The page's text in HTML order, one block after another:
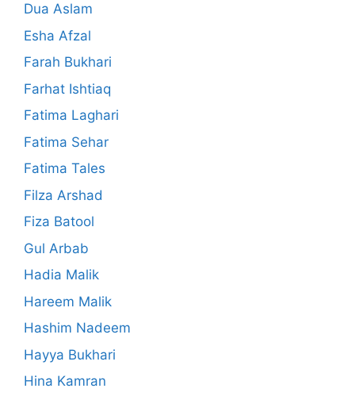
Dua Aslam
Esha Afzal
Farah Bukhari
Farhat Ishtiaq
Fatima Laghari
Fatima Sehar
Fatima Tales
Filza Arshad
Fiza Batool
Gul Arbab
Hadia Malik
Hareem Malik
Hashim Nadeem
Hayya Bukhari
Hina Kamran